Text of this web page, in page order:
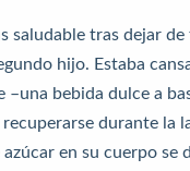
saludable tras dejar
hijo. Estaba
bebida dulce a
durante la
en su cuerpo se